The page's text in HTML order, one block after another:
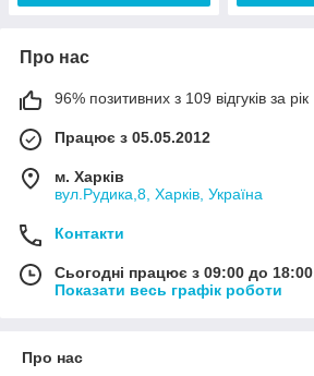
Про нас
96% позитивних з 109 відгуків за рік
Працює з 05.05.2012
м. Харків
вул.Рудика,8, Харків, Україна
Контакти
Сьогодні працює з 09:00 до 18:00
Показати весь графік роботи
Про нас